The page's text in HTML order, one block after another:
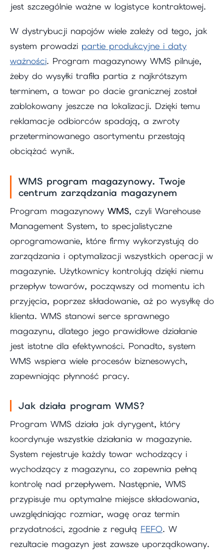
jest szczególnie ważne w logistyce kontraktowej.
W dystrybucji napojów wiele zależy od tego, jak
system prowadzi partie produkcyjne i daty
ważności. Program magazynowy WMS pilnuje,
żeby do wysyłki trafiła partia z najkrótszym
terminem, a towar po dacie granicznej został
zablokowany jeszcze na lokalizacji. Dzięki temu
reklamacje odbiorców spadają, a zwroty
przeterminowanego asortymentu przestają
obciążać wynik.
WMS program magazynowy. Twoje
centrum zarządzania magazynem
Program magazynowy WMS, czyli Warehouse
Management System, to specjalistyczne
oprogramowanie, które firmy wykorzystują do
zarządzania i optymalizacji wszystkich operacji w
magazynie. Użytkownicy kontrolują dzięki niemu
przepływ towarów, począwszy od momentu ich
przyjęcia, poprzez składowanie, aż po wysyłkę do
klienta. WMS stanowi serce sprawnego
magazynu, dlatego jego prawidłowe działanie
jest istotne dla efektywności. Ponadto, system
WMS wspiera wiele procesów biznesowych,
zapewniając płynność pracy.
Jak działa program WMS?
Program WMS działa jak dyrygent, który
koordynuje wszystkie działania w magazynie.
System rejestruje każdy towar wchodzący i
wychodzący z magazynu, co zapewnia pełną
kontrolę nad przepływem. Następnie, WMS
przypisuje mu optymalne miejsce składowania,
uwzględniając rozmiar, wagę oraz termin
przydatności, zgodnie z regułą FEFO. W
rezultacie magazyn jest zawsze uporządkowany.